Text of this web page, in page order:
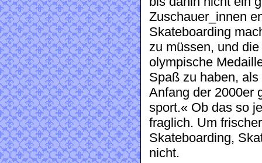
Zuschauer_innen
Skateboarding
zu müssen, und
olympische
Spaß zu haben,
Anfang der 2000er
sport.« Ob das so
fraglich. Um
Skateboarding,
nicht.